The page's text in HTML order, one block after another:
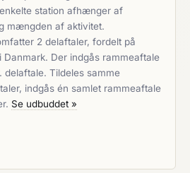
station afhænger af
mængden af aktivitet.
2 delaftaler, fordelt på
Der indgås rammeaftale
delaftale. Tildeles samme
indgås én samlet rammeaftale
Se udbuddet »